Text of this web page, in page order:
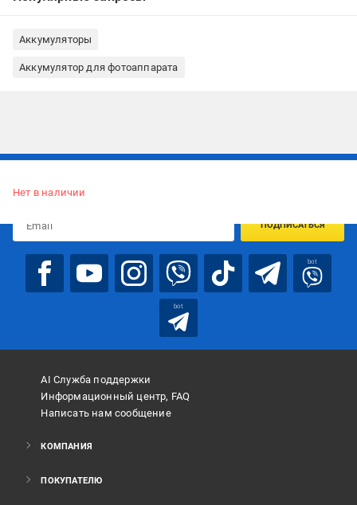
Аккумуляторы
Аккумулятор для фотоаппарата
Нет в наличии
ПОДПИСАТЬСЯ
bot
bot
AI Служба поддержки
Информационный центр, FAQ
Написать нам сообщение
КОМПАНИЯ
ПОКУПАТЕЛЮ